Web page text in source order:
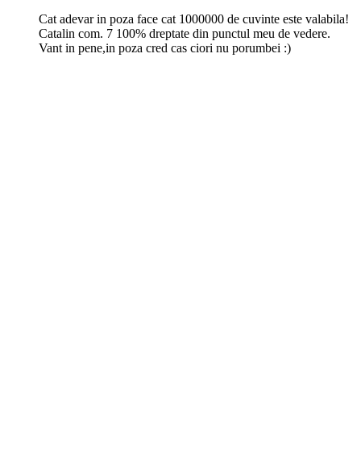
Cat adevar in poza face cat 1000000 de cuvinte este valabila!
Catalin com. 7 100% dreptate din punctul meu de vedere.
Vant in pene,in poza cred cas ciori nu porumbei :)